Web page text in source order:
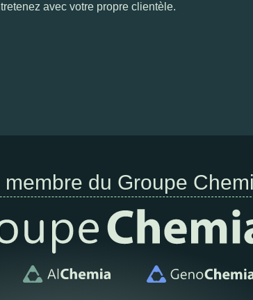
avec votre propre clientèle.
du Groupe